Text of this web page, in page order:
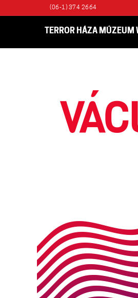
(06-1) 374 2664
TERROR HÁZA MÚZEUM